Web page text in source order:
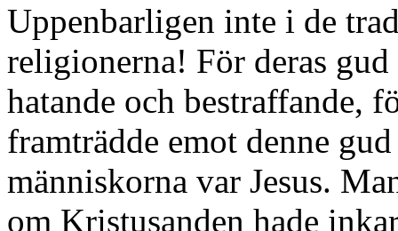
Uppenbarligen inte i de
religionerna! För deras
hatande och bestraffande,
framträdde emot denne
människorna var Jesus.
om Kristusanden hade